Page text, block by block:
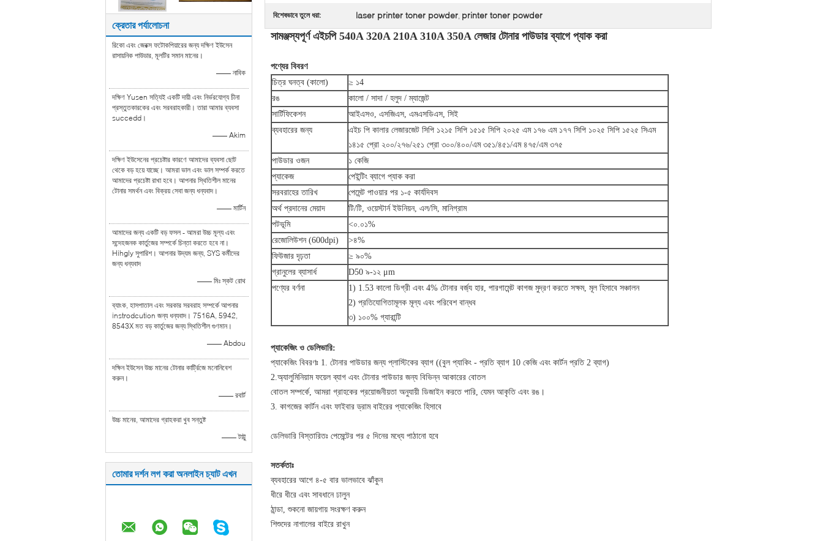
ক্রেতার পর্যালোচনা
রিকো এবং জেরক্স ফটোকপিয়ারের জন্য দক্ষিণ ইউসেন
রাসায়নিক পাউডার, মূলটির সমান মানের।
—— নাবিক
দক্ষিণ Yusen সত্যিই একটি দায়ী এবং নির্ভরযোগ্য চীনা
প্রস্তুতকারকের এবং সরবরাহকারী। তারা আমার ব্যবসা
succedd।
—— Akim
দক্ষিণ ইউসেনের প্রচেষ্টার কারণে আমাদের ব্যবসা ছোট
থেকে বড় হয়ে যাচ্ছে। আমরা ভাল এবং ভাল সম্পর্ক করতে
আমাদের প্রচেষ্টা রাখা হবে। আপনার স্থিতিশীল মানের
টোনার সমর্থন এবং বিক্রয় সেবা জন্য ধন্যবাদ।
—— মার্টিন
আমাদের জন্য একটি বড় ফসল - আমরা উচ্চ মূল্য এবং
সন্দেহজনক কার্তুজের সম্পর্কে চিন্তা করতে হবে না।
Hihgly সুপারিশ। আপনার উদ্যম জন্য, SYS কর্মীদের
জন্য ধন্যবাদ
—— মিঃ স্কট রোথ
ব্যাংক, হাসপাতাল এবং সরকার সরবরাহ সম্পর্কে আপনার
instrodcution জন্য ধন্যবাদ। 7516A, 5942,
8543X মত বড় কার্তুজের জন্য স্থিতিশীল গুণমান।
—— Abdou
দক্ষিন ইউসেন উচ্চ মানের টোনার কার্ট্রিজে মনোনিবেশ
করুন।
—— রবার্ট
উচ্চ মানের, আমাদের গ্রাহকরা খুব সন্তুষ্ট
—— টাট্টু
তোমার দর্শন লগ করা অনলাইন চ্যাট এখন
বিশেষভাবে তুলে ধরা: laser printer toner powder, printer toner powder
সামঞ্জস্যপূর্ণ এইচপি 540A 320A 210A 310A 350A লেজার টোনার পাউডার ব্যাগে প্যাক করা
পণ্যের বিবরণ
চিত্র ঘনত্ব (কালো)
≥ ১4
রঙ
কালো / সাদা / হলুদ / ম্যাজেন্ট
সার্টিফিকেশন
আইএসও, এসজিএস, এমএসডিএস, সিই
ব্যবহারের জন্য
এইচ পি কালার লেজারজেট সিপি ১২১৫ সিপি ১৫১৫ সিপি ২০২৫ এম ১৭৬ এম ১৭৭ সিপি ১০২৫ সিপি ১৫২৫ সিএম
১৪১৫ প্রো ২০০/২৭৬/২৫১ প্রো ৩০০/৪০০/এম ৩৫১/৪৫১/এম ৪৭৫/এম ৩৭৫
পাউডার ওজন
১ কেজি
প্যাকেজ
পেইন্টিং ব্যাগে প্যাক করা
সরবরাহের তারিখ
পেমেন্ট পাওয়ার পর ১-৫ কার্যদিবস
অর্থ প্রদানের মেয়াদ
টি/টি, ওয়েস্টার্ন ইউনিয়ন, এল/সি, মানিগ্রাম
পটভূমি
<০.০১%
রেজোলিউশন (600dpi)
>৪%
ফিউজার দৃঢ়তা
≥ ৯০%
গ্রানুলের ব্যাসার্ধ
D50 ৯-১২ μm
পণ্যের বর্ণনা
1) 1.53 কালো ডিগ্রী এবং 4% টোনার বর্জ্য হার, পারগামেন্ট কাগজ মুদ্রণ করতে সক্ষম, মূল হিসাবে সঞ্চালন
2) প্রতিযোগিতামূলক মূল্য এবং পরিবেশ বান্ধব
৩) ১০০% গ্যারান্টি
প্যাকেজিং ও ডেলিভারি:
প্যাকেজিং বিবরণঃ 1. টোনার পাউডার জন্য প্লাস্টিকের ব্যাগ ((বুল প্যাকিং - প্রতি ব্যাগ 10 কেজি এবং কার্টন প্রতি 2 ব্যাগ)
2.অ্যালুমিনিয়াম ফয়েল ব্যাগ এবং টোনার পাউডার জন্য বিভিন্ন আকারের বোতল
বোতল সম্পর্কে, আমরা গ্রাহকের প্রয়োজনীয়তা অনুযায়ী ডিজাইন করতে পারি, যেমন আকৃতি এবং রঙ।
3. কাগজের কার্টন এবং ফাইবার ড্রাম বাইরের প্যাকেজিং হিসাবে
ডেলিভারি বিস্তারিতঃ পেমেন্টের পর ৫ দিনের মধ্যে পাঠানো হবে
সতর্কতাঃ
ব্যবহারের আগে ৪-৫ বার ভালভাবে ঝাঁকুন
ধীরে ধীরে এবং সাবধানে ঢালুন
ঠান্ডা, শুকনো জায়গায় সংরক্ষণ করুন
শিশুদের নাগালের বাইরে রাখুন